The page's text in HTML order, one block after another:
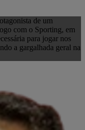
de um
com o Sporting, em
para jogar nos
a gargalhada geral na